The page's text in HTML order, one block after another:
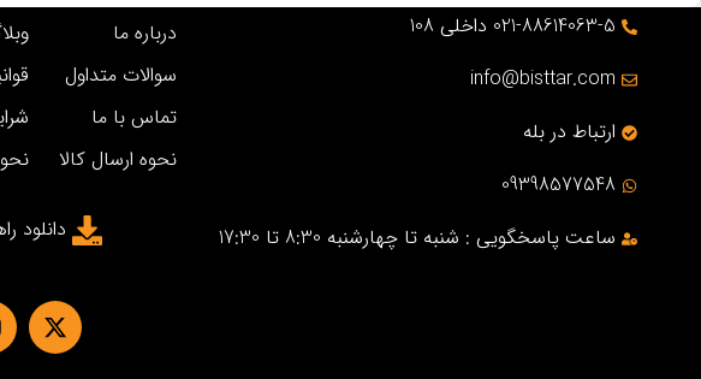
021-88614063-5 داخلی 108
info@bisttar.com
ارتباط در بله
09398577548
ساعت پاسخگویی : شنبه تا چهارشنبه 8:30 تا 17:30
درباره ما
سوالات متداول
تماس با ما
نحوه ارسال کالا
دانلود